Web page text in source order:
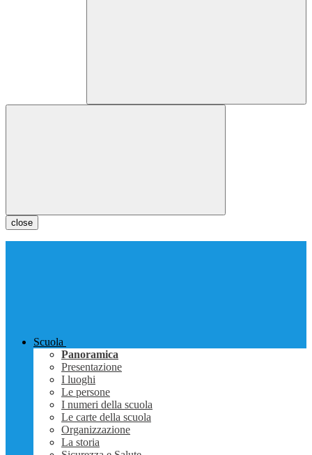
close
Scuola
Panoramica
Presentazione
I luoghi
Le persone
I numeri della scuola
Le carte della scuola
Organizzazione
La storia